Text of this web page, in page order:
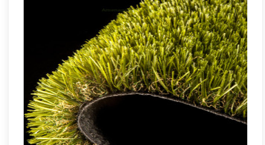
Gazon artificiel Panarea 32mm
Gazon synthétique tout aussi apprécié pour sa qualité de
finition que sa facilité d'entretien, le gazon artificiel Panarea si..